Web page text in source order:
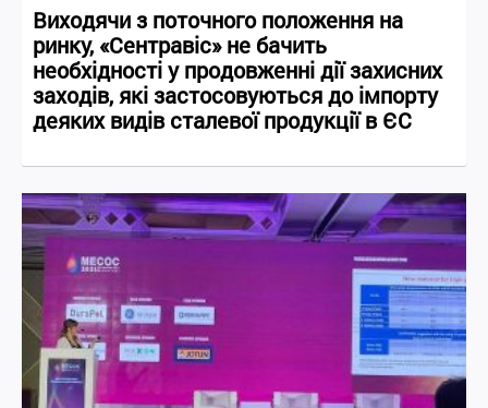
Виходячи з поточного положення на
ринку, «Сентравіс» не бачить
необхідності у продовженні дії захисних
заходів, які застосовуються до імпорту
деяких видів сталевої продукції в ЄС